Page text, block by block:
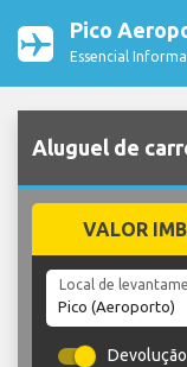
Pico
Essencial
Aluguel de
VALOR
Local de